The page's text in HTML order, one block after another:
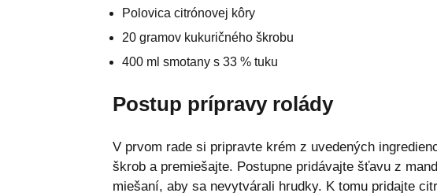
Polovica citrónovej kôry
20 gramov kukuričného škrobu
400 ml smotany s 33 % tuku
Postup prípravy rolády
V prvom rade si pripravte krém z uvedených
škrob a premiešajte. Postupne pridávajte šťavu z
miešaní, aby sa nevytvárali hrudky. K tomu pridajte